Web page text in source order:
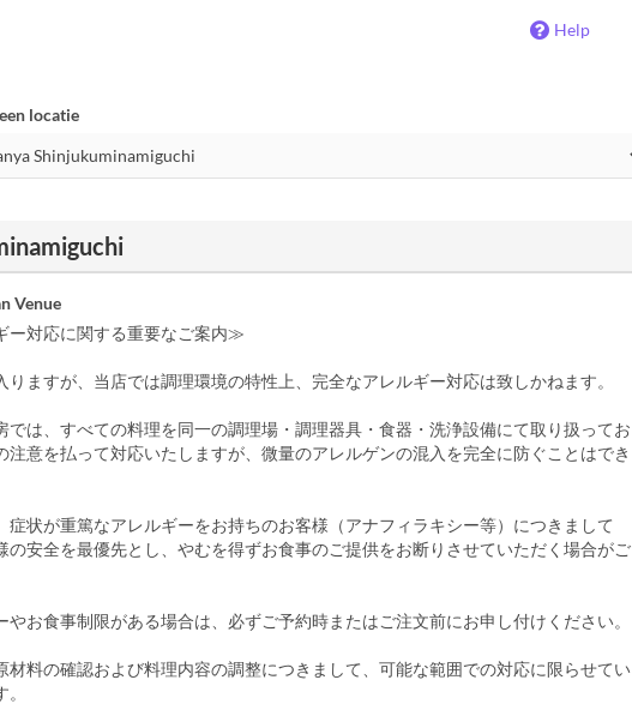
Help
locatie
Venue
ー対応に関する重要なご案内≫
りますが、当店では調理環境の特性上、完全なアレルギー対応は致しかねます。
では、すべての料理を同一の調理場・調理器具・食器・洗浄設備にて取り扱ってお
注意を払って対応いたしますが、微量のアレルゲンの混入を完全に防ぐことはでき
症状が重篤なアレルギーをお持ちのお客様（アナフィラキシー等）につきまして
の安全を最優先とし、やむを得ずお食事のご提供をお断りさせていただく場合がご
やお食事制限がある場合は、必ずご予約時またはご注文前にお申し付けください。
材料の確認および料理内容の調整につきまして、可能な範囲での対応に限らせてい